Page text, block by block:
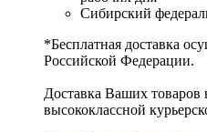
Сибирский
*Бесплатная доставка
Российской Федерации.
Доставка Ваших товаров
высококлассной